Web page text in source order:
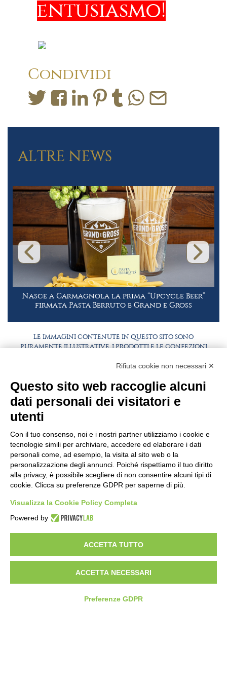
entusiasmo!
Condividi
ALTRE NEWS
Nasce a Carmagnola la prima “Upcycle Beer”
firmata Pasta Berruto e Grand e Gross
LE IMMAGINI CONTENUTE IN QUESTO SITO SONO
PURAMENTE ILLUSTRATIVE, I PRODOTTI E LE CONFEZIONI
BEST PARTNER AREA
COMPLIANCE
TERMINI E CONDIZIONI
SEDE E STABILIMENTO
VIA SOMMARIVA N.139/141
TEL+39 011 971 39 43• E-MailInfo@pastaberruto.it
P.IVA/C.FIS. 09009450017
Newsletter
Rifiuta cookie non necessari ✕
Questo sito web raccoglie alcuni
dati personali dei visitatori e
utenti
Con il tuo consenso, noi e i nostri partner utilizziamo i cookie e
tecnologie simili per archiviare, accedere ed elaborare i dati
personali come, ad esempio, la visita al sito web o la
personalizzazione degli annunci. Poiché rispettiamo il tuo diritto
alla privacy, è possibile scegliere di non consentire alcuni tipi di
cookie. Clicca su preferenze GDPR per saperne di più.
Visualizza la Cookie Policy Completa
Powered by
ACCETTA TUTTO
ACCETTA NECESSARI
Preferenze GDPR